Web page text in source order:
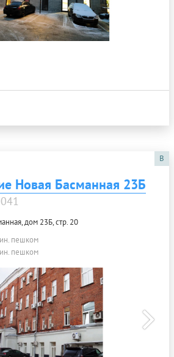
B
Новая Басманная 23Б
дом 23Б, стр. 20
пешком
пешком